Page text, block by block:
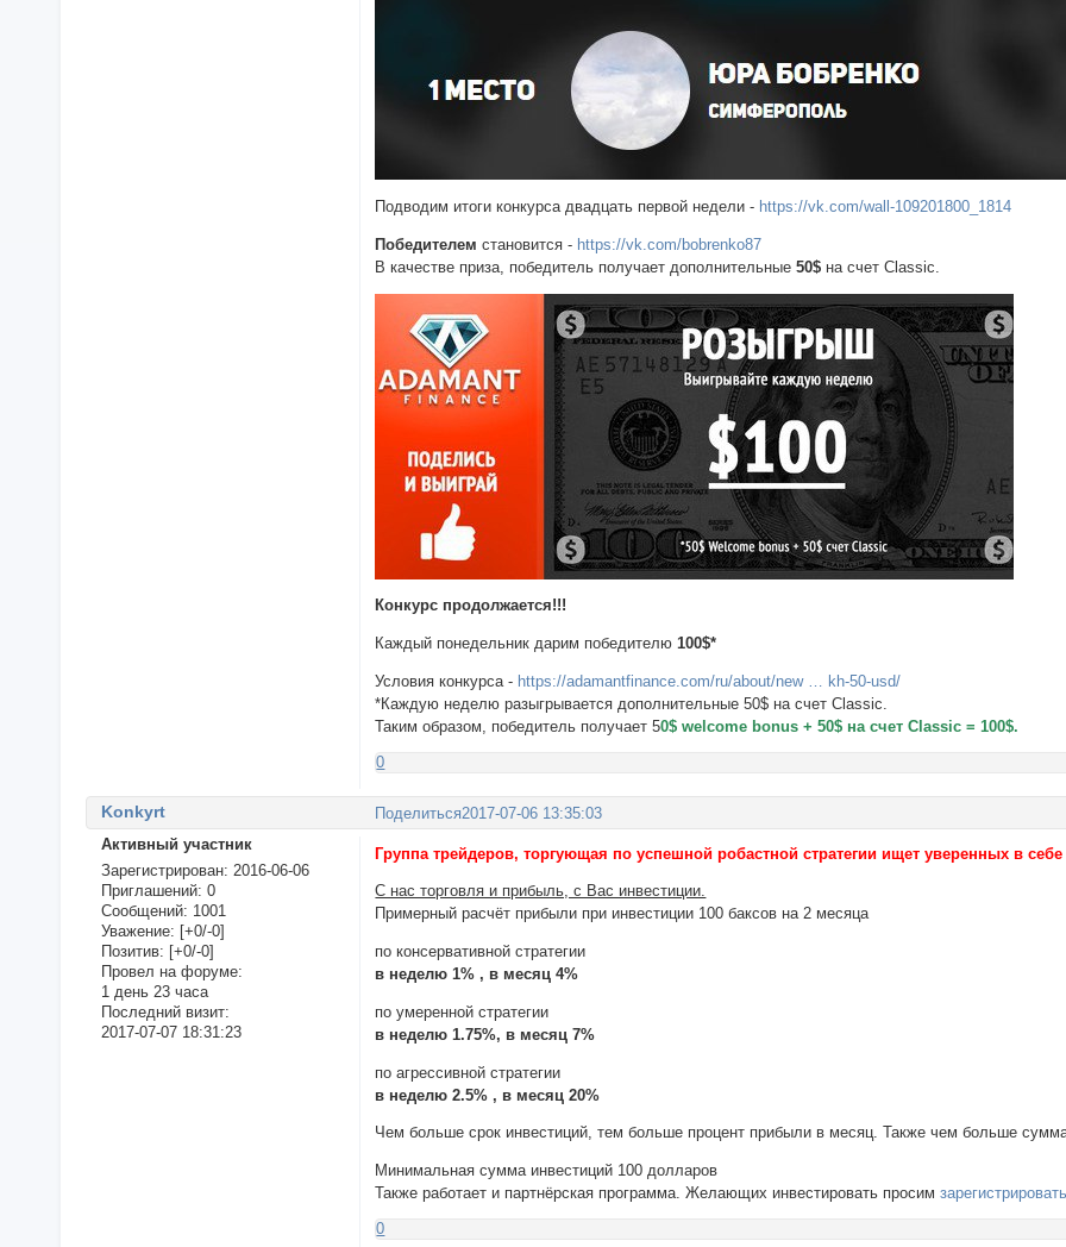
Подводим итоги конкурса двадцать первой недели - https://vk.com/wall-109201800_1814
Победителем становится - https://vk.com/bobrenko87
В качестве приза, победитель получает дополнительные 50$ на счет Classic.
Конкурс продолжается!!!
Каждый понедельник дарим победителю100$*
Условия конкурса - https://adamantfinance.com/ru/about/new … kh-50-usd/
*Каждую неделю разыгрывается дополнительные 50$ на счет Classic.
Таким образом, победитель получает 50$ welcome bonus + 50$ на счет Classic = 100$.
0
Поделиться2017-07-06 13:35:03
Konkyrt
Активный участник
Зарегистрирован: 2016-06-06
Приглашений: 0
Сообщений: 1001
Уважение: [+0/-0]
Позитив: [+0/-0]
Провел на форуме:
1 день 23 часа
Последний визит:
2017-07-07 18:31:23
Группа трейдеров, торгующая по успешной робастной стратегии ищет уверенных в
С нас торговля и прибыль, с Вас инвестиции.
Примерный расчёт прибыли при инвестиции 100 баксов на 2 месяца
по консервативной стратегии
в неделю 1% , в месяц 4%
по умеренной стратегии
в неделю 1.75%, в месяц 7%
по агрессивной стратегии
в неделю 2.5% , в месяц 20%
Чем больше срок инвестиций, тем больше процент прибыли в месяц. Также чем больше
Минимальная сумма инвестиций 100 долларов
Также работает и партнёрская программа. Желающих инвестировать просим
0